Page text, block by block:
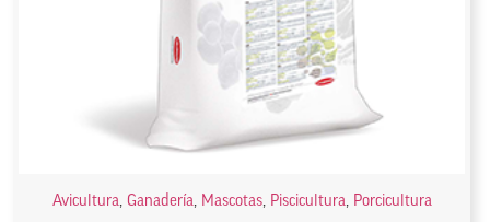
Avicultura, Ganadería, Mascotas, Piscicultura, Porcicultura